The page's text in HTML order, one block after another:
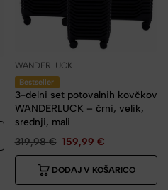
WANDERLUCK
Bestseller
3-delni set potovalnih kovčkov
WANDERLUCK – črni, velik,
srednji, mali
319,98€ 159,99 €
DODAJ V KOŠARICO